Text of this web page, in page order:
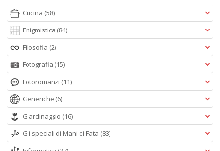
Cucina (58)
Enigmistica (84)
Filosofia (2)
Fotografia (15)
Fotoromanzi (11)
Generiche (6)
Giardinaggio (16)
Gli speciali di Mani di Fata (83)